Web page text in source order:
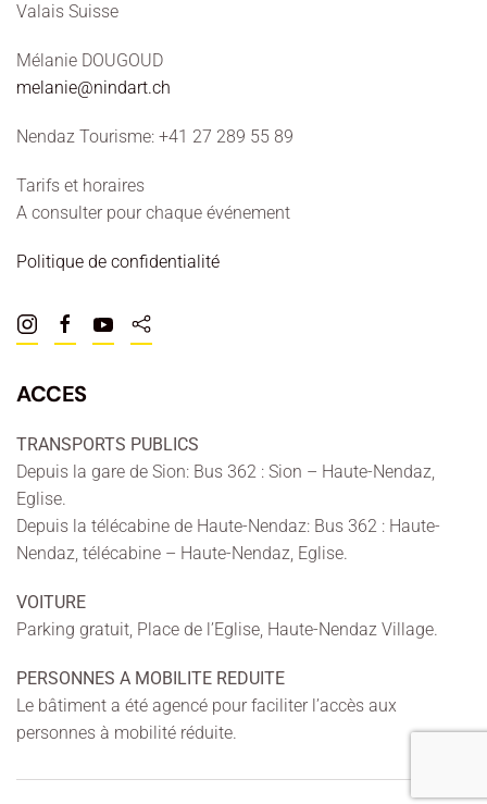
Valais Suisse
Mélanie DOUGOUD
melanie@nindart.ch
Nendaz Tourisme: +41 27 289 55 89
Tarifs et horaires
A consulter pour chaque événement
Politique de confidentialité
ACCES
TRANSPORTS PUBLICS
Depuis la gare de Sion: Bus 362 : Sion – Haute-Nendaz,
Eglise.
Depuis la télécabine de Haute-Nendaz: Bus 362 : Haute-
Nendaz, télécabine – Haute-Nendaz, Eglise.
VOITURE
Parking gratuit, Place de l’Eglise, Haute-Nendaz Village.
PERSONNES A MOBILITE REDUITE
Le bâtiment a été agencé pour faciliter l’accès aux
personnes à mobilité réduite.